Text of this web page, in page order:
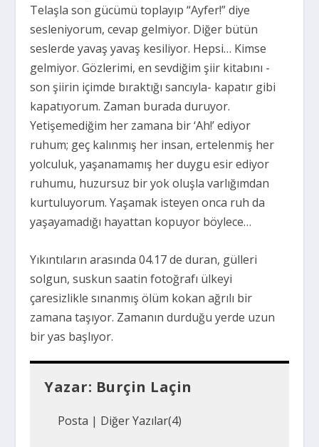
Telaşla son gücümü toplayıp “Ayfer!” diye
sesleniyorum, cevap gelmiyor. Diğer bütün
seslerde yavaş yavaş kesiliyor. Hepsi… Kimse
gelmiyor. Gözlerimi, en sevdiğim şiir kitabını -
son şiirin içimde bıraktığı sancıyla- kapatır gibi
kapatıyorum. Zaman burada duruyor.
Yetişemediğim her zamana bir ‘Ah!’ ediyor
ruhum; geç kalınmış her insan, ertelenmiş her
yolculuk, yaşanamamış her duygu esir ediyor
ruhumu, huzursuz bir yok oluşla varlığımdan
kurtuluyorum. Yaşamak isteyen onca ruh da
yaşayamadığı hayattan kopuyor böylece…
Yıkıntıların arasında 04.17 de duran, gülleri
solgun, suskun saatin fotoğrafı ülkeyi
çaresizlikle sınanmış ölüm kokan ağrılı bir
zamana taşıyor. Zamanın durduğu yerde uzun
bir yas başlıyor.
Yazar: Burçin Laçin
Posta | Diğer Yazılar(4)